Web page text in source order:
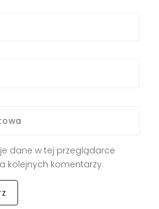
dane w tej przeglądarce
kolejnych komentarzy.